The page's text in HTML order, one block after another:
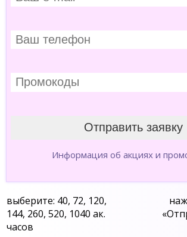
Информация об акциях и
выберите: 40, 72, 120,
144, 260, 520, 1040 ак.
часов